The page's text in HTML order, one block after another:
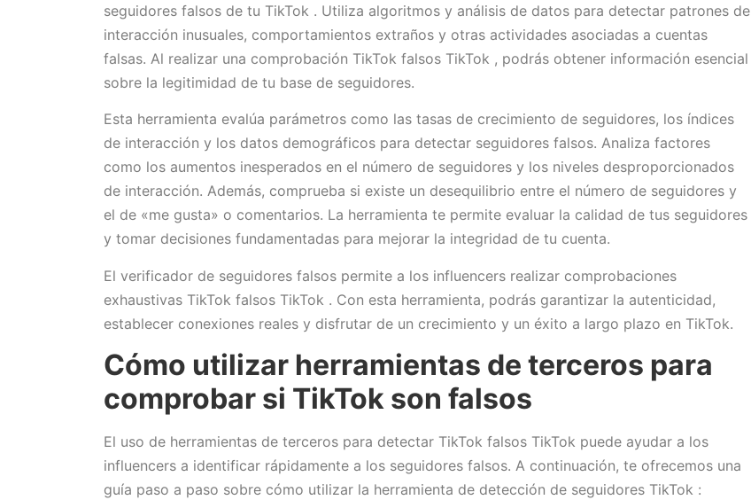
seguidores falsos de tu TikTok . Utiliza algoritmos y análisis de datos para detectar patrones de
interacción inusuales, comportamientos extraños y otras actividades asociadas a cuentas
falsas. Al realizar una comprobación TikTok falsos TikTok , podrás obtener información esencial
sobre la legitimidad de tu base de seguidores.
Esta herramienta evalúa parámetros como las tasas de crecimiento de seguidores, los índices
de interacción y los datos demográficos para detectar seguidores falsos. Analiza factores
como los aumentos inesperados en el número de seguidores y los niveles desproporcionados
de interacción. Además, comprueba si existe un desequilibrio entre el número de seguidores y
el de «me gusta» o comentarios. La herramienta te permite evaluar la calidad de tus seguidores
y tomar decisiones fundamentadas para mejorar la integridad de tu cuenta.
El verificador de seguidores falsos permite a los influencers realizar comprobaciones
exhaustivas TikTok falsos TikTok . Con esta herramienta, podrás garantizar la autenticidad,
establecer conexiones reales y disfrutar de un crecimiento y un éxito a largo plazo en TikTok.
Cómo utilizar herramientas de terceros para
comprobar si TikTok son falsos
El uso de herramientas de terceros para detectar TikTok falsos TikTok puede ayudar a los
influencers a identificar rápidamente a los seguidores falsos. A continuación, te ofrecemos una
guía paso a paso sobre cómo utilizar la herramienta de detección de seguidores TikTok :